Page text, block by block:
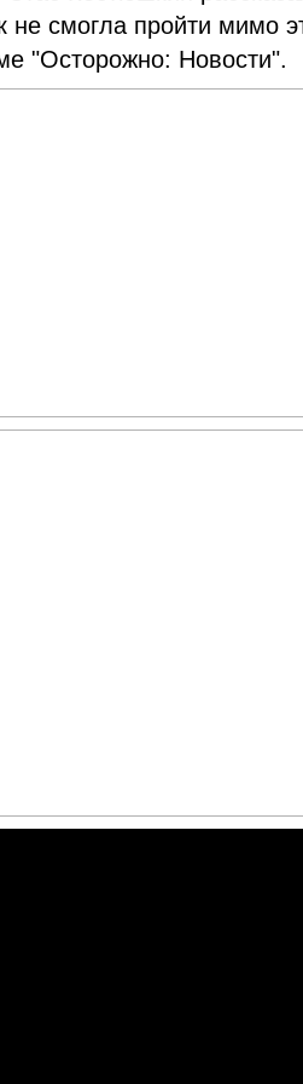
не смогла пройти мимо
"Осторожно: Новости".